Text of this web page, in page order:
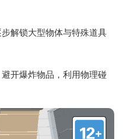
解锁大型物体与特殊道具
开爆炸物品，利用物理碰